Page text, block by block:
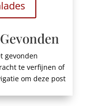
gevonden
te verfijnen of
om deze post